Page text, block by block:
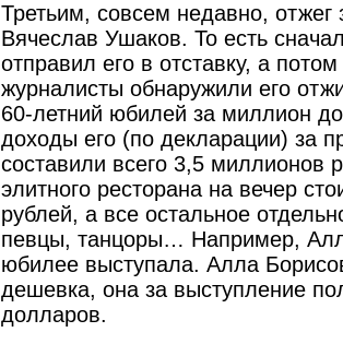
Третьим, совсем недавно,
Вячеслав Ушаков. То есть
отправил его в отставку, а
журналисты обнаружили его
60-летний юбилей за миллион
доходы его (по декларации) за
составили всего 3,5 миллионов
элитного ресторана на вечер
рублей, а все остальное
певцы, танцоры… Например,
юбилее выступала. Алла
дешевка, она за выступление
долларов.